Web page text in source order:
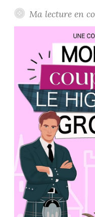
Ma lecture en